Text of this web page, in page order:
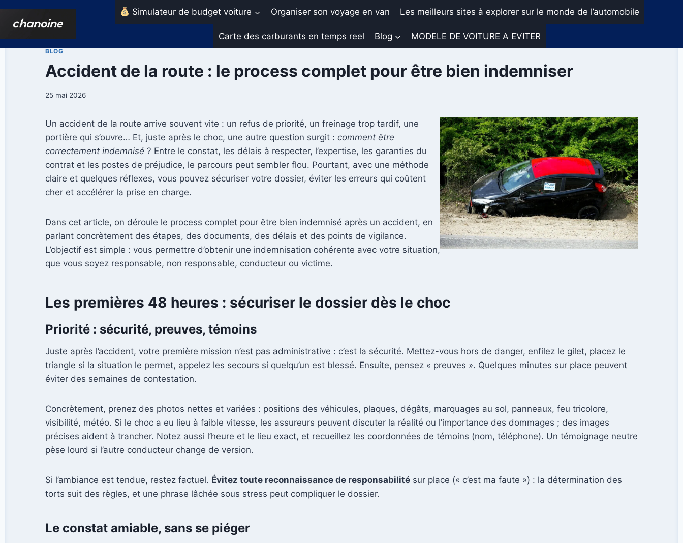
Aller
Simulateur de budget voiture Organiser son voyage en van Les meilleurs sites à explorer sur le monde de l’automobile
Carte des carburants en temps reel Blog MODELE DE VOITURE A EVITER
BLOG
Accident de la route : le process complet pour être bien indemniser
25 mai 2026
Un accident de la route arrive souvent vite : un refus de priorité, un freinage trop tardif, une
portière qui s’ouvre… Et, juste après le choc, une autre question surgit : comment être
correctement indemnisé ? Entre le constat, les délais à respecter, l’expertise, les garanties du
contrat et les postes de préjudice, le parcours peut sembler flou. Pourtant, avec une méthode
claire et quelques réflexes, vous pouvez sécuriser votre dossier, éviter les erreurs qui coûtent
cher et accélérer la prise en charge.
Dans cet article, on déroule le process complet pour être bien indemnisé après un accident, en
parlant concrètement des étapes, des documents, des délais et des points de vigilance.
L’objectif est simple : vous permettre d’obtenir une indemnisation cohérente avec votre situation,
que vous soyez responsable, non responsable, conducteur ou victime.
Les premières 48 heures : sécuriser le dossier dès le choc
Priorité : sécurité, preuves, témoins
Juste après l’accident, votre première mission n’est pas administrative : c’est la sécurité. Mettez-vous hors de danger, enfilez le gilet, placez le
triangle si la situation le permet, appelez les secours si quelqu’un est blessé. Ensuite, pensez « preuves ». Quelques minutes sur place peuvent
éviter des semaines de contestation.
Concrètement, prenez des photos nettes et variées : positions des véhicules, plaques, dégâts, marquages au sol, panneaux, feu tricolore,
visibilité, météo. Si le choc a eu lieu à faible vitesse, les assureurs peuvent discuter la réalité ou l’importance des dommages ; des images
précises aident à trancher. Notez aussi l’heure et le lieu exact, et recueillez les coordonnées de témoins (nom, téléphone). Un témoignage neutre
pèse lourd si l’autre conducteur change de version.
Si l’ambiance est tendue, restez factuel. Évitez toute reconnaissance de responsabilité sur place (« c’est ma faute ») : la détermination des
torts suit des règles, et une phrase lâchée sous stress peut compliquer le dossier.
Le constat amiable, sans se piéger